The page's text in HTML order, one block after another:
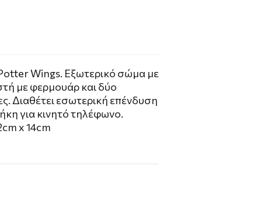
Wings. Εξωτερικό σώμα με
με φερμουάρ και δύο
Διαθέτει εσωτερική επένδυση
για κινητό τηλέφωνο.
x 14cm